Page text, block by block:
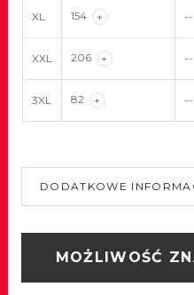
XL 154 + --
XXL 206 + --
3XL 82 + --
DODATKOWE
MOŻLIWOŚĆ